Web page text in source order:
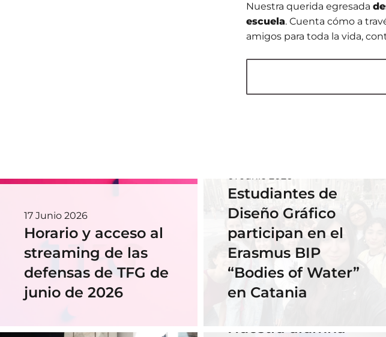
Nuestra querida egresada
escuela. Cuenta cómo a
amigos para toda la vida,
17 Junio 2026
Horario y acceso al
streaming de las
defensas de TFG de
junio de 2026
01 Junio 2026
Estudiantes de
Diseño Gráfico
participan en el
Erasmus BIP
“Bodies of Water”
en Catania
Nuestra alumna